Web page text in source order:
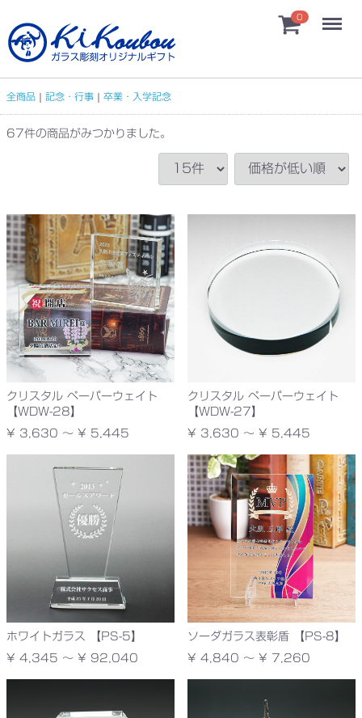
0
全商品 記念・行事 卒業・入学記念
67件の商品がみつかりました。
クリスタル ペーパーウェイト
【WDW-28】
¥ 3,630 ～ ¥ 5,445
クリスタル ペーパーウェイト
【WDW-27】
¥ 3,630 ～ ¥ 5,445
ホワイトガラス 【PS-5】
¥ 4,345 ～ ¥ 92,040
ソーダガラス表彰盾 【PS-8】
¥ 4,840 ～ ¥ 7,260